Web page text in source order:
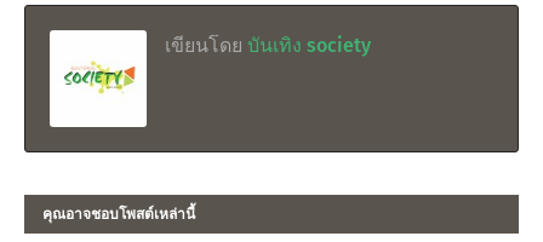
เขียนโดย บันเทิง society
คุณอาจชอบโพสต์เหล่านี้